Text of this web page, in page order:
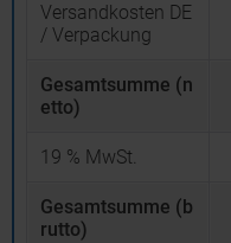
Versandkosten DE
/ Verpackung
Gesamtsumme (n
etto)
19 % MwSt.
Gesamtsumme (b
rutto)